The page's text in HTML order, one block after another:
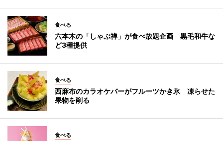
食べる
六本木の「しゃぶ禅」が食べ放題企画 黒毛和牛な
ど3種提供
食べる
西麻布のカラオケバーがフルーツかき氷 凍らせた
果物を削る
食べる